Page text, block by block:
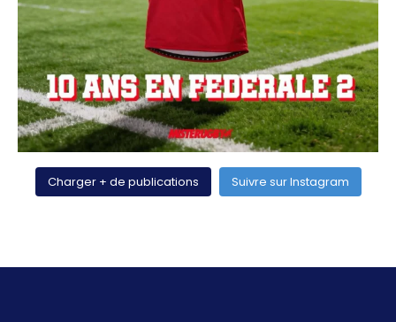
Charger + de publications Suivre sur Instagram